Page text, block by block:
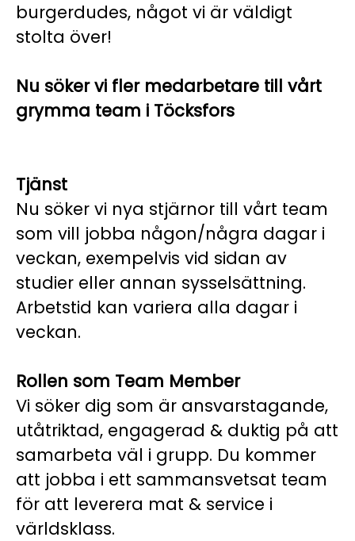
burgerdudes, något vi är väldigt
stolta över!
Nu söker vi fler medarbetare till vårt
grymma team i Töcksfors
Tjänst
Nu söker vi nya stjärnor till vårt team
som vill jobba någon/några dagar i
veckan, exempelvis vid sidan av
studier eller annan sysselsättning.
Arbetstid kan variera alla dagar i
veckan.
Rollen som Team Member
Vi söker dig som är ansvarstagande,
utåtriktad, engagerad & duktig på att
samarbeta väl i grupp. Du kommer
att jobba i ett sammansvetsat team
för att leverera mat & service i
världsklass.